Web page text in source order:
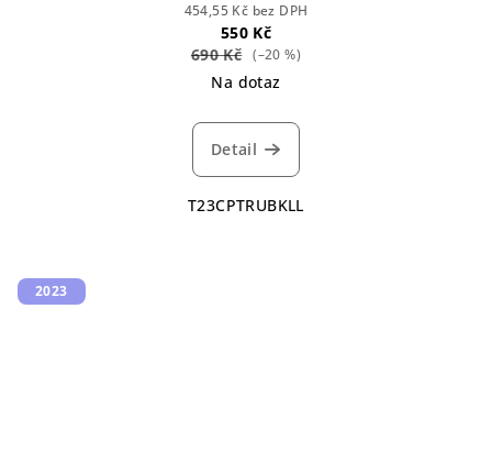
454,55 Kč bez DPH
550 Kč
690 Kč (–20 %)
Na dotaz
Detail
T23CPTRUBKLL
2023